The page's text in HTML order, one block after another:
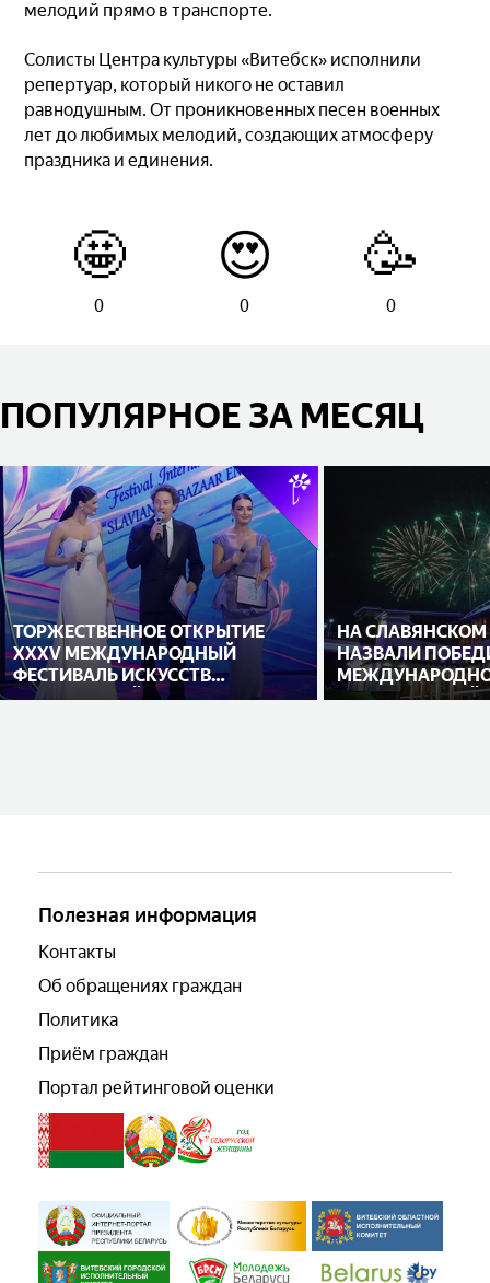
мелодий прямо в транспорте.
Солисты Центра культуры «Витебск» исполнили
репертуар, который никого не оставил
равнодушным. От проникновенных песен военных
лет до любимых мелодий, создающих атмосферу
праздника и единения.
🤩
0
😍
0
🥳
0
ПОПУЛЯРНОЕ ЗА МЕСЯЦ
ТОРЖЕСТВЕННОЕ ОТКРЫТИЕ
XXXV МЕЖДУНАРОДНЫЙ
ФЕСТИВАЛЬ ИСКУССТВ
«СЛАВЯНСКИЙ БАЗАР В
НА СЛАВЯНСКОМ
НАЗВАЛИ
ИСПОЛНИТЕЛЕЙ
Полезная информация
Контакты
Об обращениях граждан
Политика
Приём граждан
Портал рейтинговой оценки